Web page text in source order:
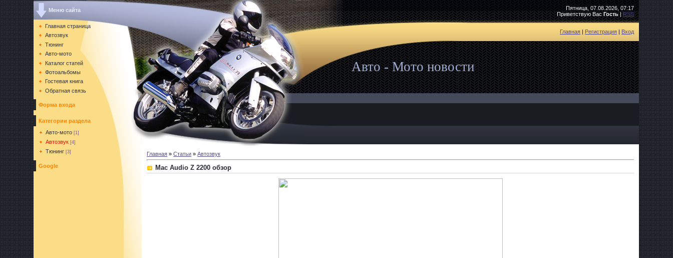
Меню сайта
Главная страница
Автозвук
Тюнинг
Авто-мото
Каталог статей
Фотоальбомы
Гостевая книга
Обратная связь
Форма входа
Категории раздела
Авто-мото [1]
Автозвук [4]
Тюнинг [3]
Google
Пятница, 07.08.2026, 07:17
Приветствую Вас Гость|RSS
Главная | Регистрация | Вход
Авто - Мото новости
Главная »Статьи »Автозвук
Mac Audio Z 2200 обзор